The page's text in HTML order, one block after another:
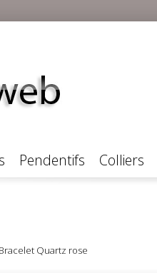
Pendentifs Colliers
Bracelet Quartz rose